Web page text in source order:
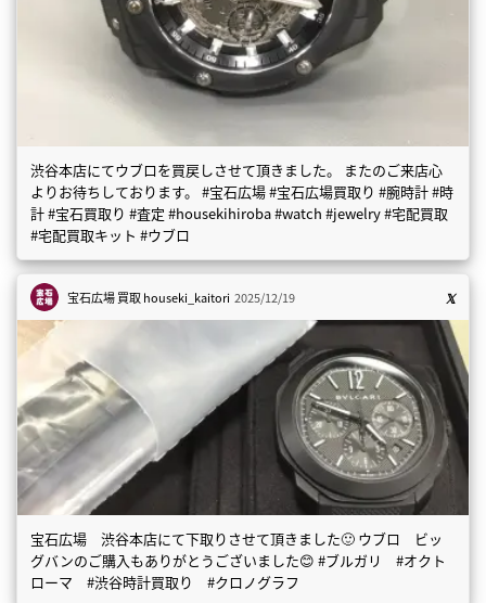
渋谷本店にてウブロを買戻しさせて頂きました。 またのご来店心
よりお待ちしております。 #宝石広場 #宝石広場買取り #腕時計 #時
計 #宝石買取り #査定 #housekihiroba #watch #jewelry #宅配買取
#宅配買取キット #ウブロ
宝石広場 買取houseki_kaitori 2025/12/19
宝石広場 渋谷本店にて下取りさせて頂きました🙂 ウブロ ビッ
グバンのご購入もありがとうございました😊 #ブルガリ #オクト
ローマ #渋谷時計買取り #クロノグラフ